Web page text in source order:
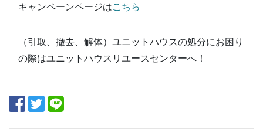
キャンペーンページはこちら
（引取、撤去、解体）ユニットハウスの処分にお困り
の際はユニットハウスリユースセンターへ！